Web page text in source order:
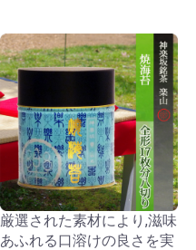
厳選された素材により,滋味
あふれる口溶けの良さを実